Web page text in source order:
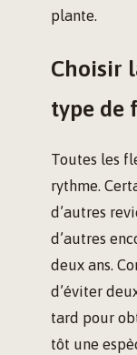
plante.
Choisir
type de
Toutes les
rythme.
d’autres
d’autres
deux ans.
d’éviter
tard pour
tôt une